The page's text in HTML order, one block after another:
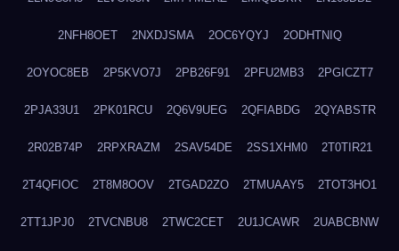
2NFH8OET 2NXDJSMA 2OC6YQYJ 2ODHTNIQ
2OYOC8EB 2P5KVO7J 2PB26F91 2PFU2MB3 2PGICZT7
2PJA33U1 2PK01RCU 2Q6V9UEG 2QFIABDG 2QYABSTR
2R02B74P 2RPXRAZM 2SAV54DE 2SS1XHM0 2T0TIR21
2T4QFIOC 2T8M8OOV 2TGAD2ZO 2TMUAAY5 2TOT3HO1
2TT1JPJ0 2TVCNBU8 2TWC2CET 2U1JCAWR 2UABCBNW